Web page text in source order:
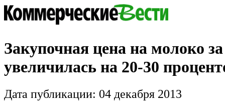
Закупочная цена на молоко за
увеличилась на 20-30
Дата публикации: 04 декабря 2013